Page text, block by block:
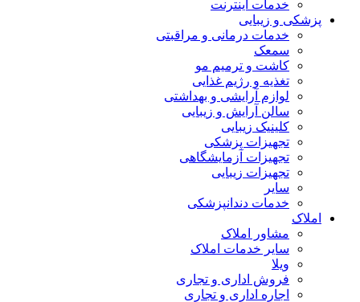
خدمات اینترنت
پزشکی و زیبایی
خدمات درمانی و مراقبتی
سمعک
کاشت و ترمیم مو
تغذیه و رژیم غذایی
لوازم آرایشی و بهداشتی
سالن آرایش و زیبایی
کلینیک زیبایی
تجهیزات پزشکی
تجهیزات آزمایشگاهی
تجهیزات زیبایی
سایر
خدمات دندانپزشکی
املاک
مشاور املاک
سایر خدمات املاک
ویلا
فروش اداری و تجاری
اجاره اداری و تجاری